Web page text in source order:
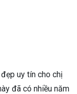
uy tín cho chị
đã có nhiều năm